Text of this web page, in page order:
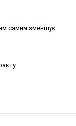
самим зменшує